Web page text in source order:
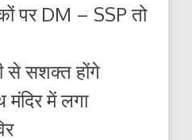
पर DM – SSP तो
से सशक्त होंगे
में लगा